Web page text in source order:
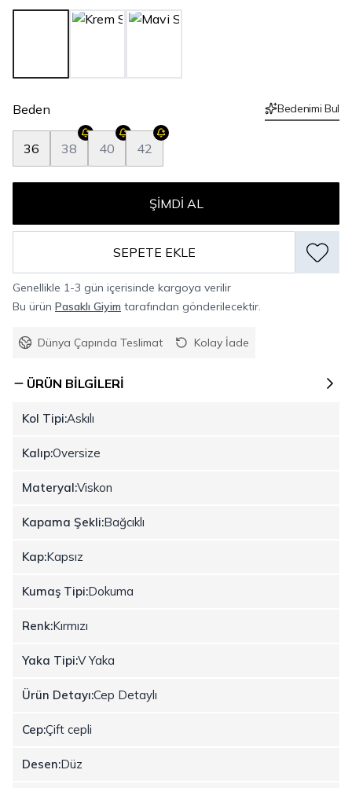
Beden Bedenimi Bul
36 38 40 42
ŞIMDI AL
SEPETE EKLE
Genellikle 1-3 gün içerisinde kargoya verilir
Bu ürün Pasaklı Giyim tarafından gönderilecektir.
Dünya Çapında Teslimat Kolay İade
ÜRÜN BILGILERI
Kol Tipi:Askılı
Kalıp:Oversize
Materyal:Viskon
Kapama Şekli:Bağcıklı
Kap:Kapsız
Kumaş Tipi:Dokuma
Renk:Kırmızı
Yaka Tipi:V Yaka
Ürün Detayı:Cep Detaylı
Cep:Çift cepli
Desen:Düz